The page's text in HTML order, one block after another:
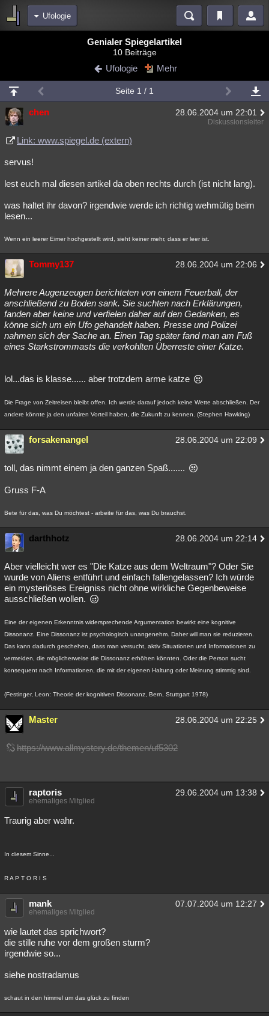
Ufologie
Blogs
Chat Wiki Neuigkeiten
meine Rubriken
Menschen Mystery Kriminalfälle
Spiritualität Verschwörungen
Natur
weitere Rubriken
Astronomie
Übersichten
Lesenswert Schlüsselwörter
Genialer Spiegelartikel
10 Beiträge
Ufologie Mehr
Seite 1 / 1
chen 28.06.2004 um 22:01
Diskussionsleiter
Link: www.spiegel.de (extern)
servus!
lest euch mal diesen artikel da oben rechts durch (ist nicht lang).
was haltet ihr davon? irgendwie werde ich richtig wehmütig beim
lesen...
Wenn ein leerer Eimer hochgestellt wird, sieht keiner mehr, dass er leer ist.
Tommy137 28.06.2004 um 22:06
Mehrere Augenzeugen berichteten von einem Feuerball, der
anschließend zu Boden sank. Sie suchten nach Erklärungen,
fanden aber keine und verfielen daher auf den Gedanken, es
könne sich um ein Ufo gehandelt haben. Presse und Polizei
nahmen sich der Sache an. Einen Tag später fand man am Fuß
eines Starkstrommasts die verkohlten Überreste einer Katze.
lol...das is klasse...... aber trotzdem arme katze
Die Frage von Zeitreisen bleibt offen. Ich werde darauf jedoch keine Wette abschließen. Der
andere könnte ja den unfairen Vorteil haben, die Zukunft zu kennen. (Stephen Hawking)
forsakenangel 28.06.2004 um 22:09
toll, das nimmt einem ja den ganzen Spaß.......
Gruss F-A
Bete für das, was Du möchtest - arbeite für das, was Du brauchst.
darthhotz 28.06.2004 um 22:14
Aber vielleicht wer es "Die Katze aus dem Weltraum"? Oder Sie
wurde von Aliens entführt und einfach fallengelassen? Ich würde
ein mysteriöses Ereigniss nicht ohne wirkliche Gegenbeweise
ausschließen wollen.
Eine der eigenen Erkenntnis widersprechende Argumentation bewirkt eine kognitive
Dissonanz. Eine Dissonanz ist psychologisch unangenehm. Daher will man sie reduzieren.
Das kann dadurch geschehen, dass man versucht, aktiv Situationen und Informationen zu
vermeiden, die möglicherweise die Dissonanz erhöhen könnten. Oder die Person sucht
konsequent nach Informationen, die mit der eigenen Haltung oder Meinung stimmig sind.
(Festinger, Leon: Theorie der kognitiven Dissonanz, Bern, Stuttgart 1978)
Master 28.06.2004 um 22:25
https://www.allmystery.de/themen/uf5302
raptoris 29.06.2004 um 13:38
ehemaliges Mitglied
Traurig aber wahr.
In diesem Sinne...
R A P T O R I S
mank 07.07.2004 um 12:27
ehemaliges Mitglied
wie lautet das sprichwort?
die stille ruhe vor dem großen sturm?
irgendwie so...
siehe nostradamus
schaut in den himmel um das glück zu finden